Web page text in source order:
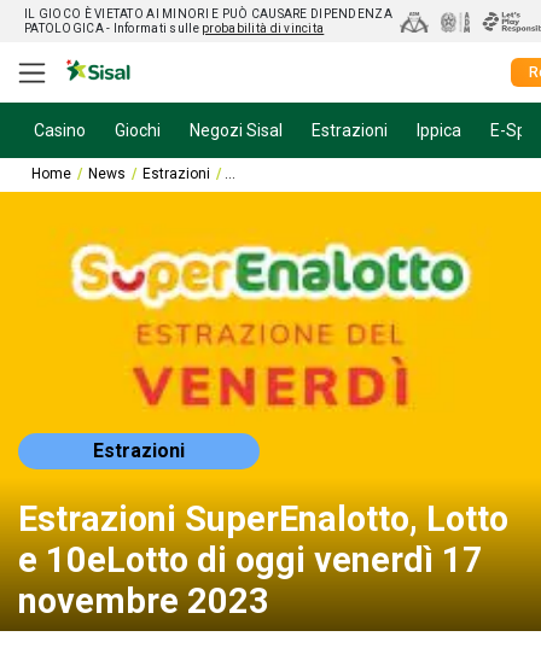
IL GIOCO È VIETATO AI MINORI E PUÒ CAUSARE DIPENDENZA
PATOLOGICA - Informati sulle probabilità di vincita
Casino Giochi Negozi Sisal Estrazioni Ippica E-
Home News Estrazioni Estrazioni SuperEnalotto, Lotto e 10eLotto di
Estrazioni
Estrazioni SuperEnalotto, Lotto
e 10eLotto di oggi venerdì 17
novembre 2023